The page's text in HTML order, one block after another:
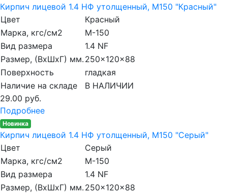
Кирпич лицевой 1.4 НФ утолщенный, M150 "Красный"
Цвет
Красный
Марка, кгс/см2
M-150
Вид размера
1.4 NF
Размер, (ВхШхГ) мм. 250x120x88
Поверхность
гладкая
Наличие на складе
В НАЛИЧИИ
29.00 руб.
Подробнее
Новинка
Кирпич лицевой 1.4 НФ утолщенный, M150 "Серый"
Цвет
Серый
Марка, кгс/см2
M-150
Вид размера
1.4 NF
Размер, (ВхШхГ) мм. 250x120x88